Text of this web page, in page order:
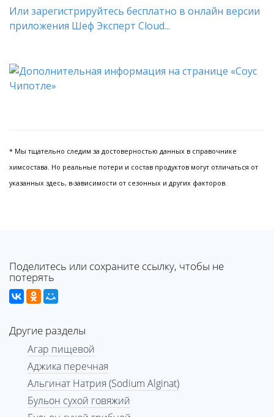
Или зарегистрируйтесь бесплатно в онлайн версии
приложения Шеф Эксперт Cloud...
* Мы тщательно следим за достоверностью данных в справочнике
химсостава. Но реальные потери и состав продуктов могут отличаться от
указанных здесь, в-зависимости от сезонных и других факторов.
Поделитесь или сохраните ссылку, чтобы не
потерять
Другие разделы
Агар пищевой
Аджика перечная
Альгинат Натрия (Sodium Alginat)
Бульон сухой говяжий